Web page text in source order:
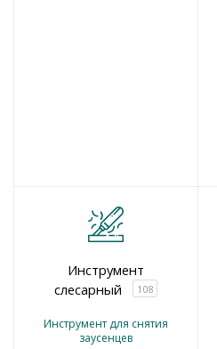
Инструмент
слесарный
108
Инструмент для снятия
заусенцев